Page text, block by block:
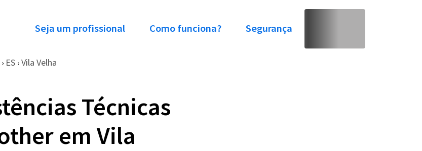
Seja um profissional Como funciona? Segurança
› ES › Vila Velha
Técnicas
em Vila